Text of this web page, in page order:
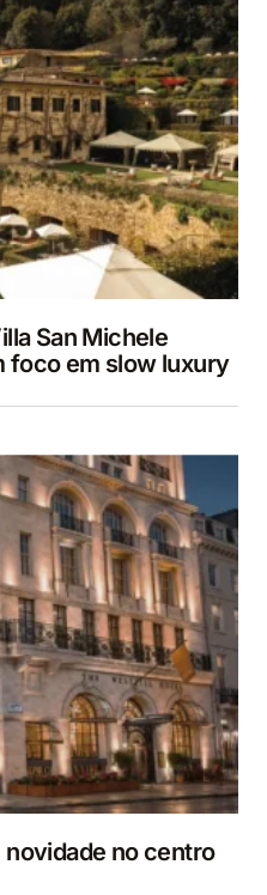
San Michele
foco em slow luxury
no centro